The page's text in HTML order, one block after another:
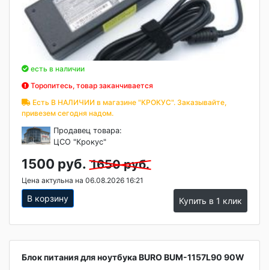
есть в наличии
Торопитесь, товар заканчивается
Есть В НАЛИЧИИ в магазине "КРОКУС". Заказывайте,
привезем сегодня надом.
Продавец товара:
ЦСО "Крокус"
1500 руб. 1650 руб.
Цена актульна на 06.08.2026 16:21
В корзину Купить в 1 клик
Блок питания для ноутбука BURO BUM-1157L90 90W